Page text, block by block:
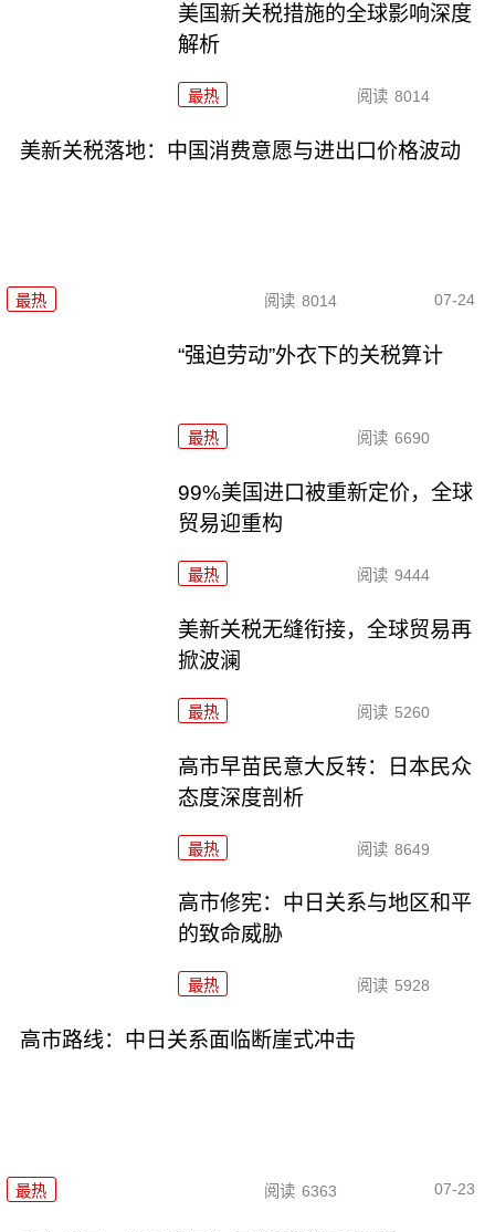
美国新关税措施的全球影响深度
解析
最热 阅读 8014
美新关税落地：中国消费意愿与进出口价格波动
最热 阅读 8014 07-24
“强迫劳动”外衣下的关税算计
最热 阅读 6690
99%美国进口被重新定价，全球
贸易迎重构
最热 阅读 9444
美新关税无缝衔接，全球贸易再
掀波澜
最热 阅读 5260
高市早苗民意大反转：日本民众
态度深度剖析
最热 阅读 8649
高市修宪：中日关系与地区和平
的致命威胁
最热 阅读 5928
高市路线：中日关系面临断崖式冲击
最热 阅读 6363 07-23